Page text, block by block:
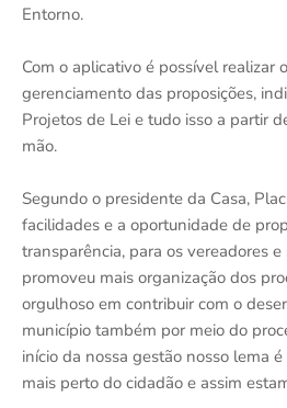
Entorno.
Com o aplicativo é possível realizar
gerenciamento das proposições,
Projetos de Lei e tudo isso a partir
mão.
Segundo o presidente da Casa,
facilidades e a oportunidade de
transparência, para os vereadores
promoveu mais organização dos
orgulhoso em contribuir com o
município também por meio do
início da nossa gestão nosso lema
mais perto do cidadão e assim